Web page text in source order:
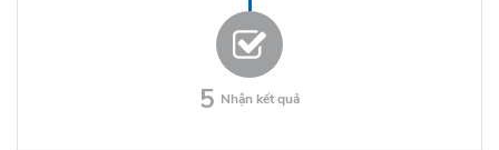
5 Nhận kết quả